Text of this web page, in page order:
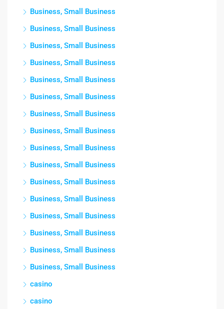
Business, Small Business
Business, Small Business
Business, Small Business
Business, Small Business
Business, Small Business
Business, Small Business
Business, Small Business
Business, Small Business
Business, Small Business
Business, Small Business
Business, Small Business
Business, Small Business
Business, Small Business
Business, Small Business
Business, Small Business
Business, Small Business
casino
casino